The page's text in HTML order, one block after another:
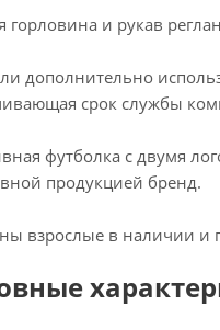
горловина и рукав
дополнительно
срок службы
футболка с двумя
продукцией бренд.
взрослые в наличии и